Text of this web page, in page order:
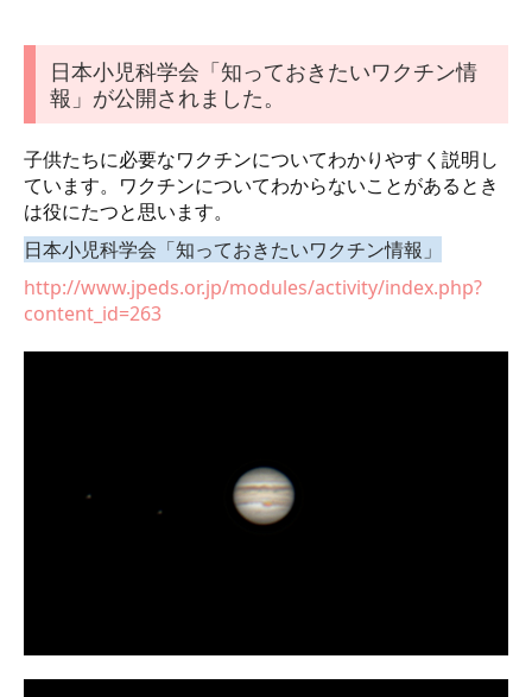
日本小児科学会「知っておきたいワクチン情
報」が公開されました。
子供たちに必要なワクチンについてわかりやすく説明し
ています。ワクチンについてわからないことがあるとき
は役にたつと思います。
日本小児科学会「知っておきたいワクチン情報」
http://www.jpeds.or.jp/modules/activity/index.php?
content_id=263